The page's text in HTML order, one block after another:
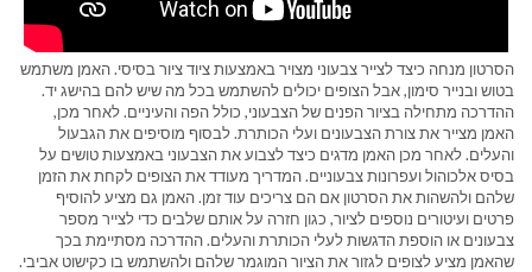
הסרטון מנחה כיצד לצייר צבעוני מצויר באמצעות ציוד ציור בסיסי. האמן משתמש
בטוש ובנייר סימון, אבל הצופים יכולים להשתמש בכל מה שיש להם בהישג יד.
ההדרכה מתחילה בציור הפנים של הצבעוני, כולל הפה והעיניים. לאחר מכן,
האמן מצייר את צורת הצבעונים ועלי הכותרת. לבסוף מוסיפים את הגבעול
והעלים. לאחר מכן האמן מדגים כיצד לצבוע את הצבעוני באמצעות טושים על
בסיס אלכוהול ועפרונות צבעוניים. המדריך מעודד את הצופים לקחת את הזמן
שלהם ולהשהות את הסרטון אם הם צריכים עוד זמן. האמן גם מציע להוסיף
פרטים ועיטורים נוספים לציור, כגון חזרה על אותם שלבים כדי לצייר מספר
צבעונים או הוספת הדגשות לעלי הכותרת והעלים. ההדרכה מסתיימת בכך
שהאמן מציע לצופים לגזור את הציור המוגמר שלהם ולהשתמש בו כקישוט אביבי.